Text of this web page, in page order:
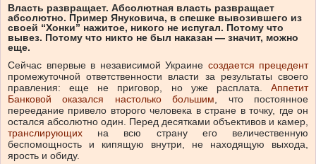
Власть развращает. Абсолютная власть развращает
абсолютно. Пример Януковича, в спешке вывозившего из
своей “Хонки” нажитое, никого не испугал. Потому что
вывез. Потому что никто не был наказан — значит, можно
еще.
Сейчас впервые в независимой Украине создается прецедент
промежуточной ответственности власти за результаты своего
правления: еще не приговор, но уже расплата. Аппетит
Банковой оказался настолько большим, что постоянное
переедание привело второго человека в стране в точку, где он
остался абсолютно один. Перед десятками объективов и камер,
транслирующих на всю страну его величественную
беспомощность и кипящую внутри, не находящую выхода,
ярость и обиду.